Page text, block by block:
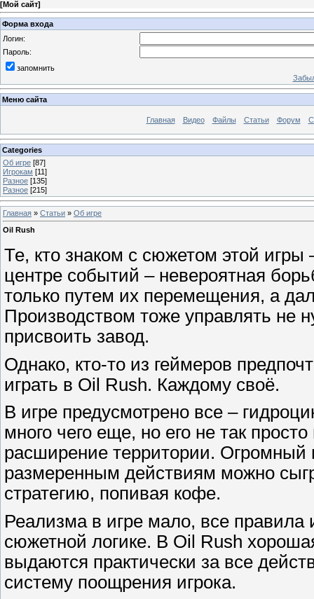
[Мой сайт]
Форма входа
Логин:
Пароль:
запомнить
Меню сайта
Главная Видео Файлы Статьи Форум
Categories
Об игре [87]
Игрокам [11]
Разное [135]
Разное [215]
Главная » Статьи » Об игре
Oil Rush
Те, кто знаком с сюжетом этой
центре событий – невероятная
только путем их перемещения, а
Производством тоже управлять не
присвоить завод.
Однако, кто-то из геймеров
играть в Oil Rush. Каждому своё.
В игре предусмотрено все –
много чего еще, но его не так
расширение территории. Огромный
размеренным действиям можно
стратегию, попивая кофе.
Реализма в игре мало, все
сюжетной логике. В Oil Rush
выдаются практически за все
систему поощрения игрока.